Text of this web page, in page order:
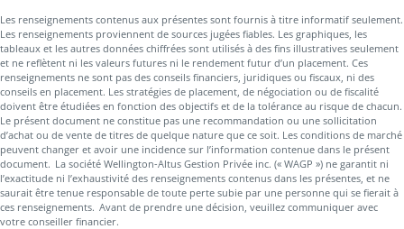
Les renseignements contenus aux présentes sont fournis à titre informatif seulement.
Les renseignements proviennent de sources jugées fiables. Les graphiques, les
tableaux et les autres données chiffrées sont utilisés à des fins illustratives seulement
et ne reflètent ni les valeurs futures ni le rendement futur d’un placement. Ces
renseignements ne sont pas des conseils financiers, juridiques ou fiscaux, ni des
conseils en placement. Les stratégies de placement, de négociation ou de fiscalité
doivent être étudiées en fonction des objectifs et de la tolérance au risque de chacun.
Le présent document ne constitue pas une recommandation ou une sollicitation
d’achat ou de vente de titres de quelque nature que ce soit. Les conditions de marché
peuvent changer et avoir une incidence sur l’information contenue dans le présent
document. La société Wellington-Altus Gestion Privée inc. (« WAGP ») ne garantit ni
l’exactitude ni l’exhaustivité des renseignements contenus dans les présentes, et ne
saurait être tenue responsable de toute perte subie par une personne qui se fierait à
ces renseignements. Avant de prendre une décision, veuillez communiquer avec
votre conseiller financier.